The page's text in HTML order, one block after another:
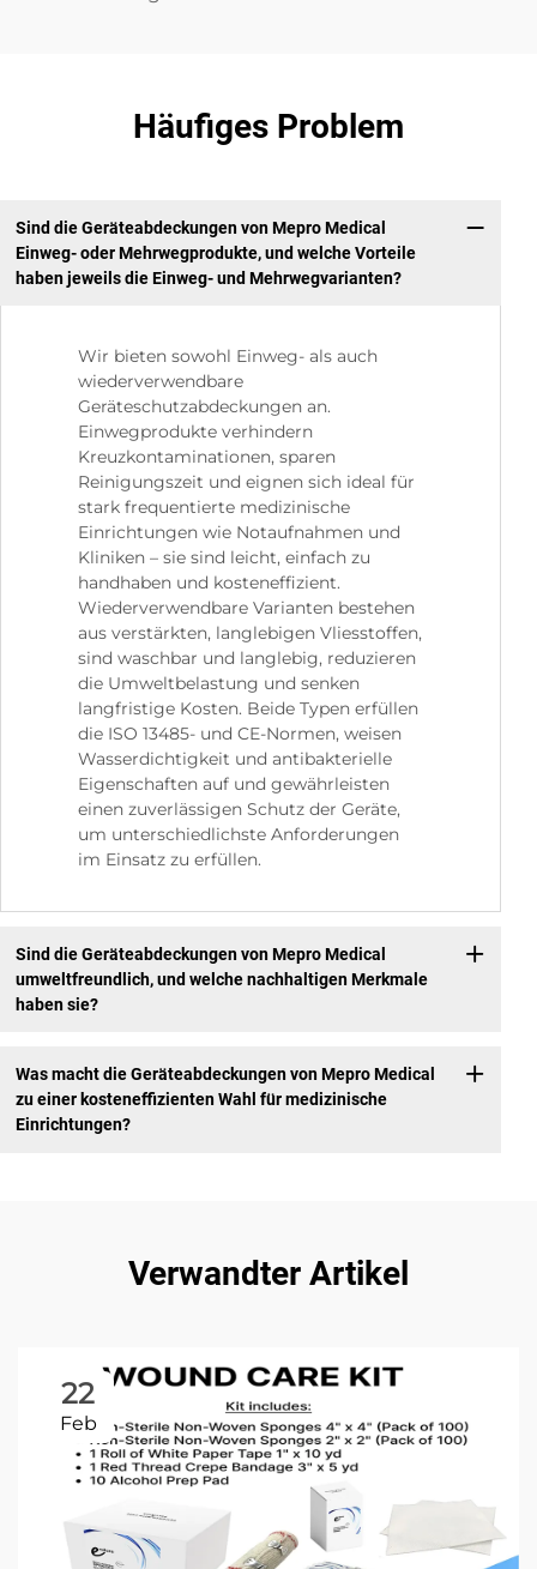
Häufiges Problem
Sind die Geräteabdeckungen von Mepro Medical
Einweg- oder Mehrwegprodukte, und welche Vorteile
haben jeweils die Einweg- und Mehrwegvarianten?
Wir bieten sowohl Einweg- als auch
wiederverwendbare
Geräteschutzabdeckungen an.
Einwegprodukte verhindern
Kreuzkontaminationen, sparen
Reinigungszeit und eignen sich ideal für
stark frequentierte medizinische
Einrichtungen wie Notaufnahmen und
Kliniken – sie sind leicht, einfach zu
handhaben und kosteneffizient.
Wiederverwendbare Varianten bestehen
aus verstärkten, langlebigen Vliesstoffen,
sind waschbar und langlebig, reduzieren
die Umweltbelastung und senken
langfristige Kosten. Beide Typen erfüllen
die ISO 13485- und CE-Normen, weisen
Wasserdichtigkeit und antibakterielle
Eigenschaften auf und gewährleisten
einen zuverlässigen Schutz der Geräte,
um unterschiedlichste Anforderungen
im Einsatz zu erfüllen.
Sind die Geräteabdeckungen von Mepro Medical
umweltfreundlich, und welche nachhaltigen Merkmale
haben sie?
Was macht die Geräteabdeckungen von Mepro Medical
zu einer kosteneffizienten Wahl für medizinische
Einrichtungen?
Verwandter Artikel
22
Feb